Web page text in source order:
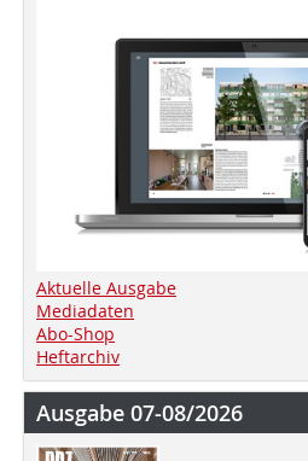
Aktuelle Ausgabe
Mediadaten
Abo-Shop
Heftarchiv
Ausgabe 07-08/2026